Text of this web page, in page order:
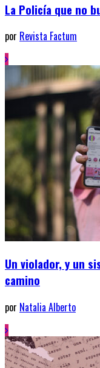
La Policía que no
por Revista Factum
Un violador, y un
camino
por Natalia Alberto